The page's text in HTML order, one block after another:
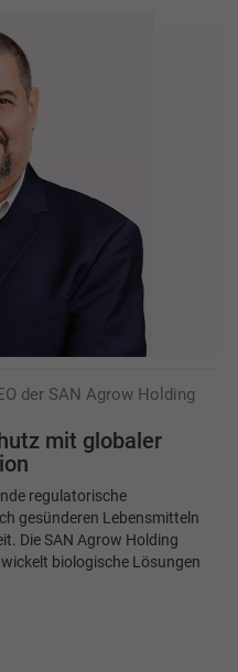
der SAN Agrow Holding
mit ­globaler
regulatorische
gesünderen Lebensmitteln
Die SAN Agrow Holding
biologische Lösungen